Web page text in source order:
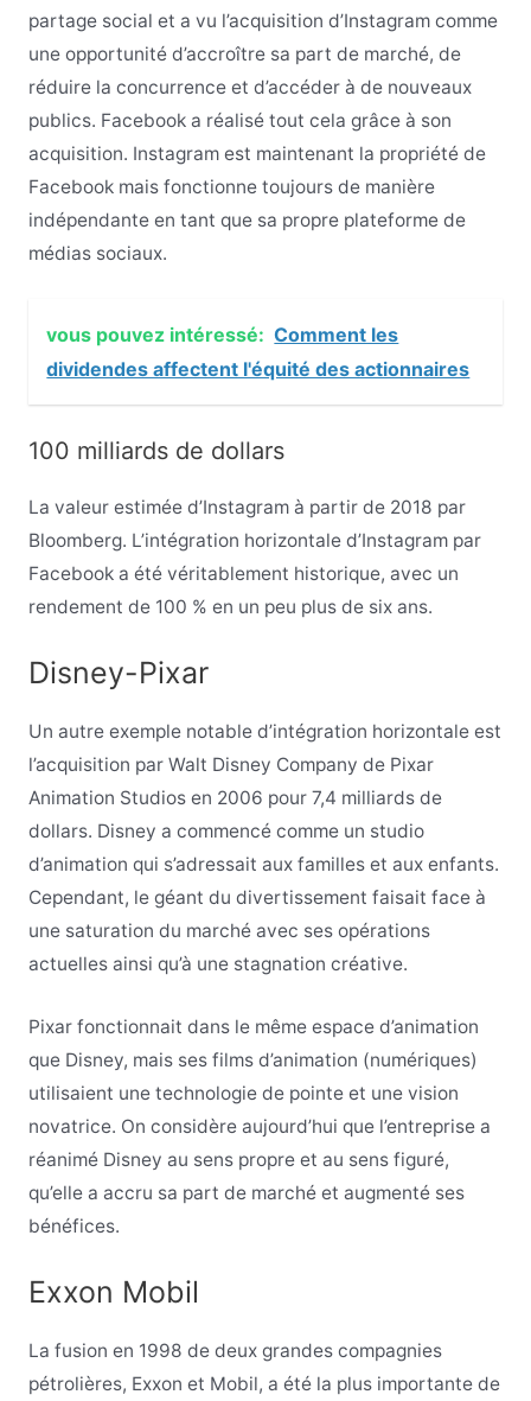
partage social et a vu l’acquisition d’Instagram comme
une opportunité d’accroître sa part de marché, de
réduire la concurrence et d’accéder à de nouveaux
publics. Facebook a réalisé tout cela grâce à son
acquisition. Instagram est maintenant la propriété de
Facebook mais fonctionne toujours de manière
indépendante en tant que sa propre plateforme de
médias sociaux.
vous pouvez intéressé: Comment les
dividendes affectent l'équité des actionnaires
100 milliards de dollars
La valeur estimée d’Instagram à partir de 2018 par
Bloomberg. L’intégration horizontale d’Instagram par
Facebook a été véritablement historique, avec un
rendement de 100 % en un peu plus de six ans.
Disney-Pixar
Un autre exemple notable d’intégration horizontale est
l’acquisition par Walt Disney Company de Pixar
Animation Studios en 2006 pour 7,4 milliards de
dollars. Disney a commencé comme un studio
d’animation qui s’adressait aux familles et aux enfants.
Cependant, le géant du divertissement faisait face à
une saturation du marché avec ses opérations
actuelles ainsi qu’à une stagnation créative.
Pixar fonctionnait dans le même espace d’animation
que Disney, mais ses films d’animation (numériques)
utilisaient une technologie de pointe et une vision
novatrice. On considère aujourd’hui que l’entreprise a
réanimé Disney au sens propre et au sens figuré,
qu’elle a accru sa part de marché et augmenté ses
bénéfices.
Exxon Mobil
La fusion en 1998 de deux grandes compagnies
pétrolières, Exxon et Mobil, a été la plus importante de